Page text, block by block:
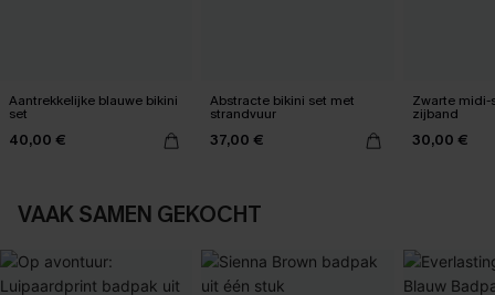
Aantrekkelijke blauwe bikini
set
40,00 €
Abstracte bikini set met
strandvuur
37,00 €
Zwarte midi-
zijband
30,00 €
VAAK SAMEN GEKOCHT